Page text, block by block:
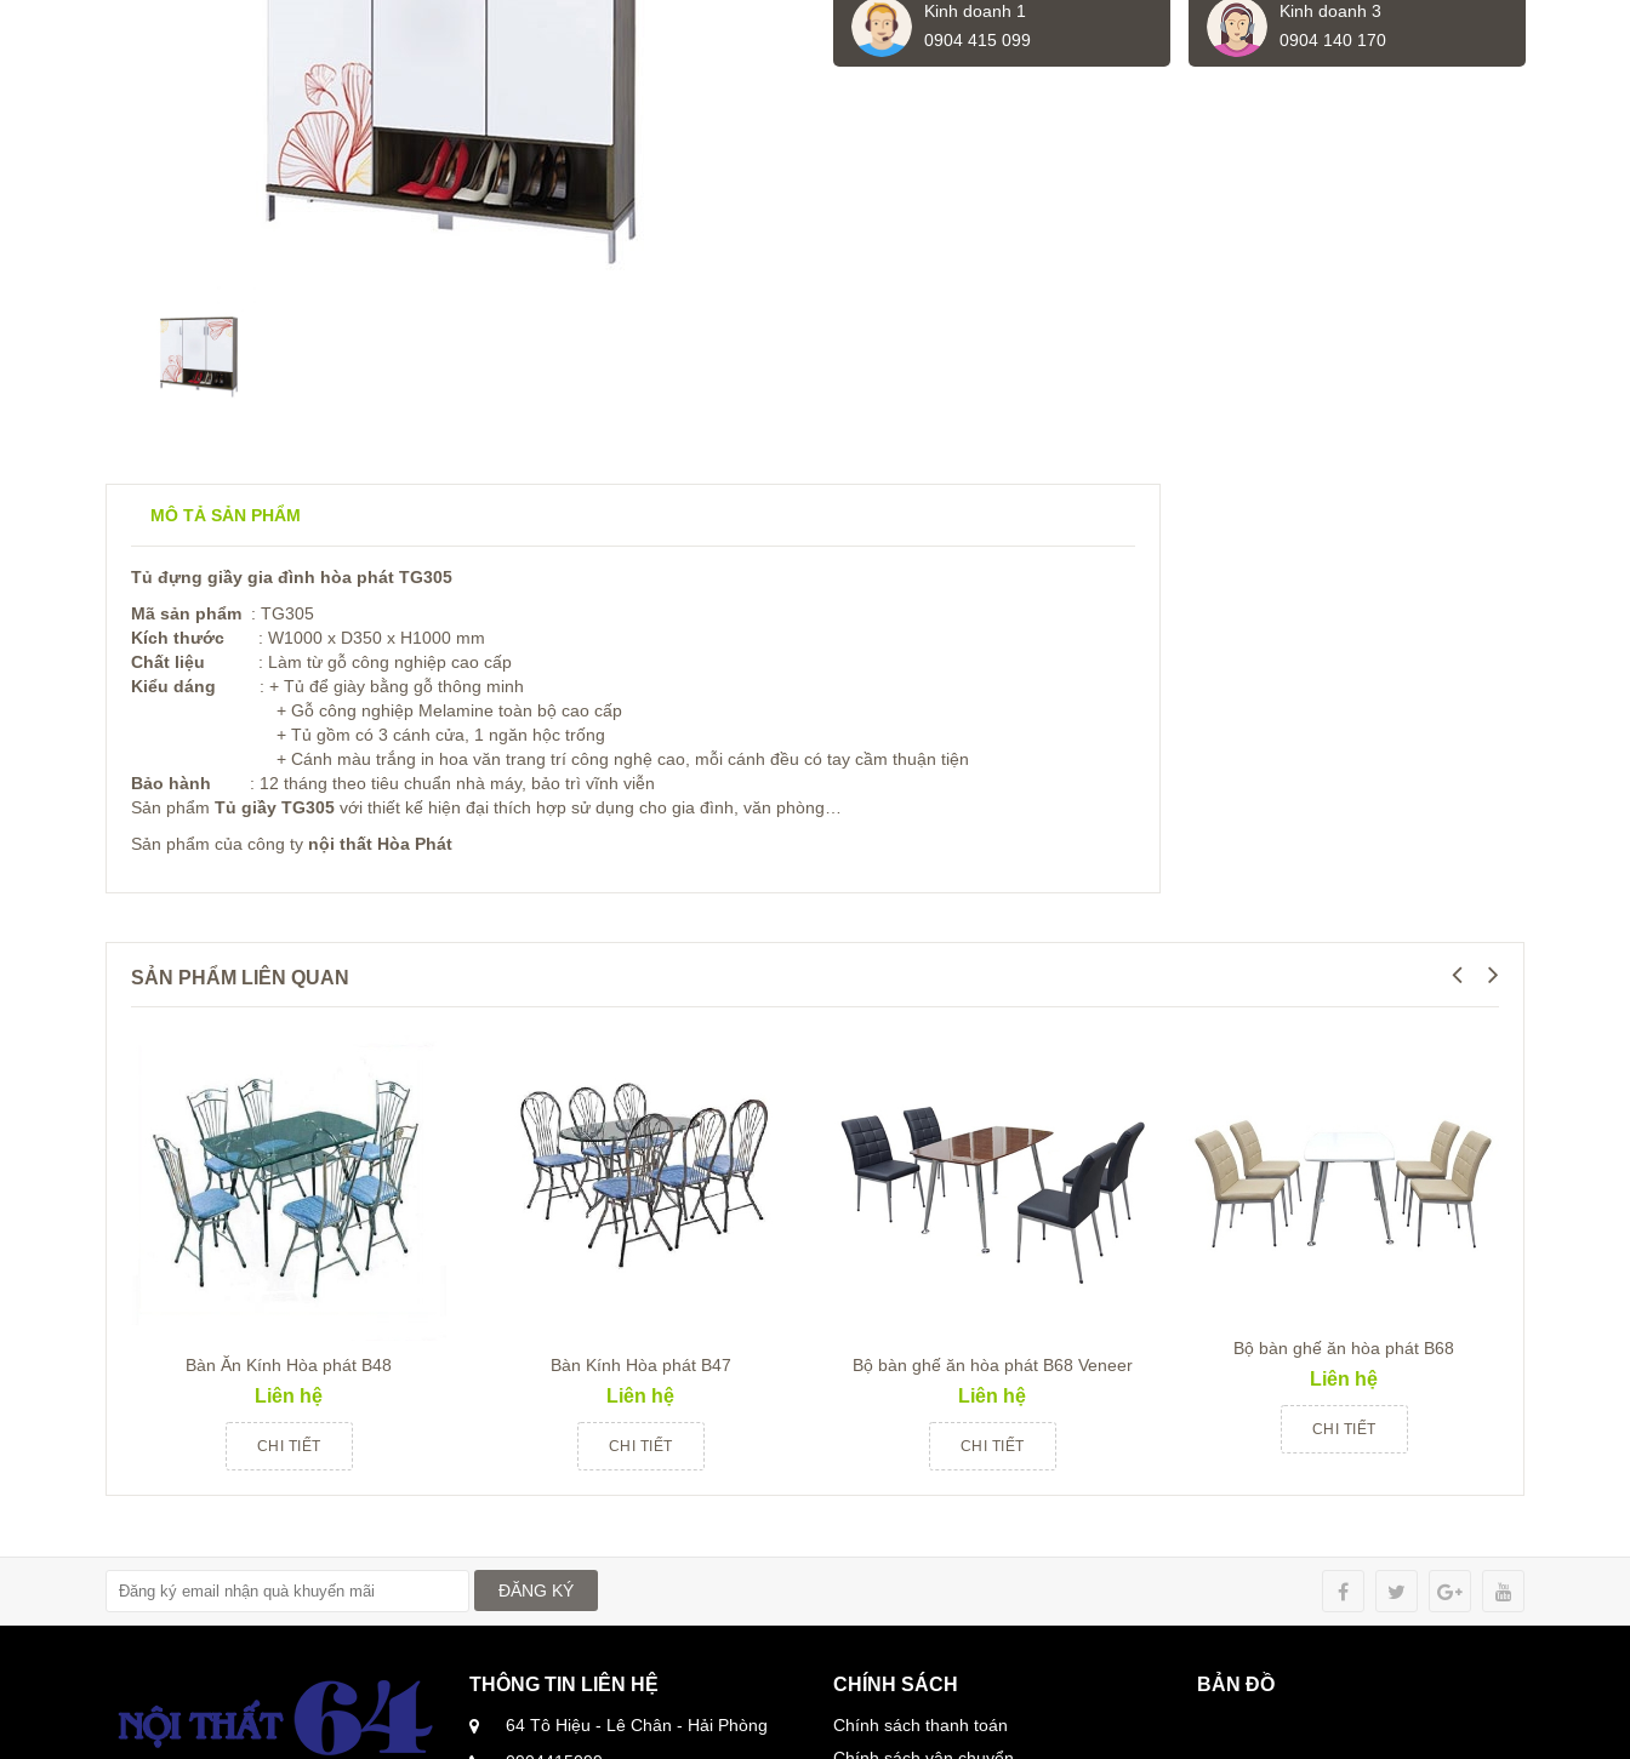
Kinh doanh 1
0904 415 099
Kinh doanh 3
0904 140 170
MÔ TẢ SẢN PHẨM
Tủ đựng giầy gia đình hòa phát TG305
Mã sản phẩm : TG305
Kích thước : W1000 x D350 x H1000 mm
Chất liệu
: Làm từ gỗ công nghiệp cao cấp
Kiểu dáng
: + Tủ để giày bằng gỗ thông minh
+ Gỗ công nghiệp Melamine toàn bộ cao cấp
+ Tủ gồm có 3 cánh cửa, 1 ngăn hộc trống
+ Cánh màu trắng in hoa văn trang trí công nghệ cao, mỗi cánh đều có tay cầm thuận tiện
Bảo hành : 12 tháng theo tiêu chuẩn nhà máy, bảo trì vĩnh viễn
Sản phẩm Tủ giầy TG305 với thiết kế hiện đại thích hợp sử dụng cho gia đình, văn phòng…
Sản phẩm của công ty nội thất Hòa Phát
SẢN PHẨM LIÊN QUAN
Bàn Ăn Kính Hòa phát B48
Liên hệ
CHI TIẾT
Bàn Kính Hòa phát B47
Liên hệ
CHI TIẾT
Bộ bàn ghế ăn hòa phát B68 Veneer
Liên hệ
CHI TIẾT
Bộ bàn ghế ăn hòa phát B68
Liên hệ
CHI TIẾT
ĐĂNG KÝ
THÔNG TIN LIÊN HỆ
64 Tô Hiệu - Lê Chân - Hải Phòng
CHÍNH SÁCH
Chính sách thanh toán
BẢN ĐỒ